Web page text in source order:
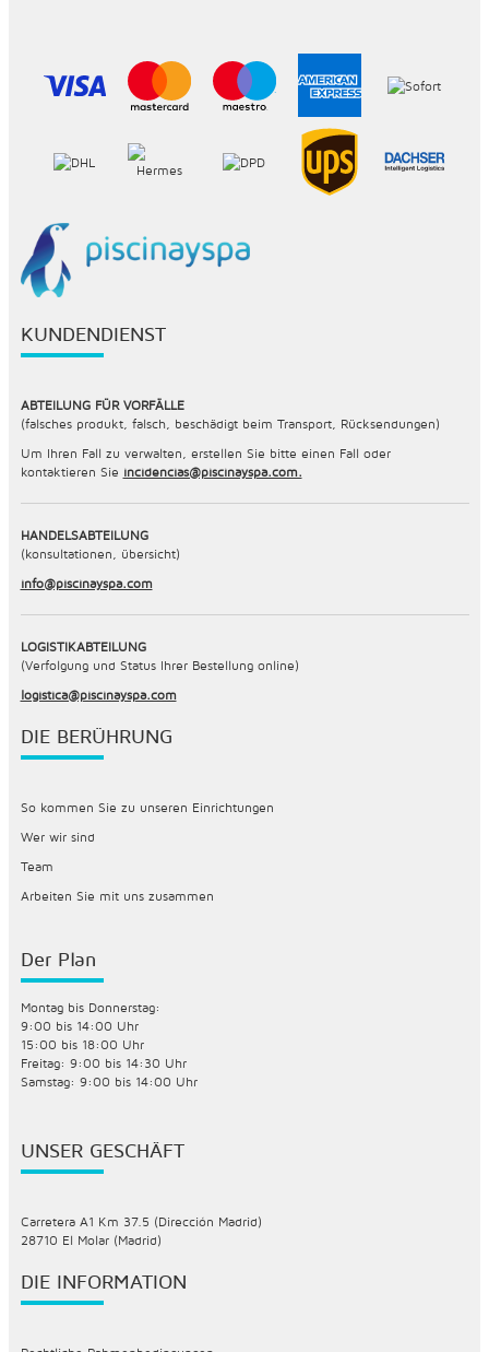
KUNDENDIENST
ABTEILUNG FÜR VORFÄLLE
(falsches produkt, falsch, beschädigt beim Transport, Rücksendungen)
Um Ihren Fall zu verwalten, erstellen Sie bitte einen Fall oder
kontaktieren Sie incidencias@piscinayspa.com.
HANDELSABTEILUNG
(konsultationen, übersicht)
info@piscinayspa.com
LOGISTIKABTEILUNG
(Verfolgung und Status Ihrer Bestellung online)
logistica@piscinayspa.com
DIE BERÜHRUNG
So kommen Sie zu unseren Einrichtungen
Wer wir sind
Team
Arbeiten Sie mit uns zusammen
Der Plan
Montag bis Donnerstag:
9:00 bis 14:00 Uhr
15:00 bis 18:00 Uhr
Freitag: 9:00 bis 14:30 Uhr
Samstag: 9:00 bis 14:00 Uhr
UNSER GESCHÄFT
Carretera A1 Km 37.5 (Dirección Madrid)
28710 El Molar (Madrid)
DIE INFORMATION